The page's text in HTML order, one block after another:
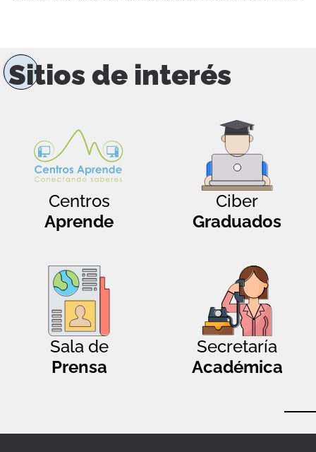
Sitios de interés
Centros
Aprende
Ciber
Graduados
Sala de
Prensa
Secretaría
Académica